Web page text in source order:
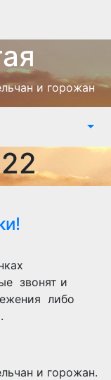
и горожан
звонят и
либо
и горожан.